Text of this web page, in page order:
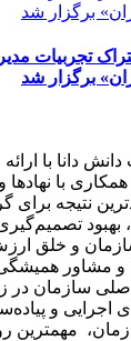
تجربیات
برگزار شد
دانا با
با
نتیجه
بهبود
و خلق
و مشاور
سازمان در
و
مهمترین